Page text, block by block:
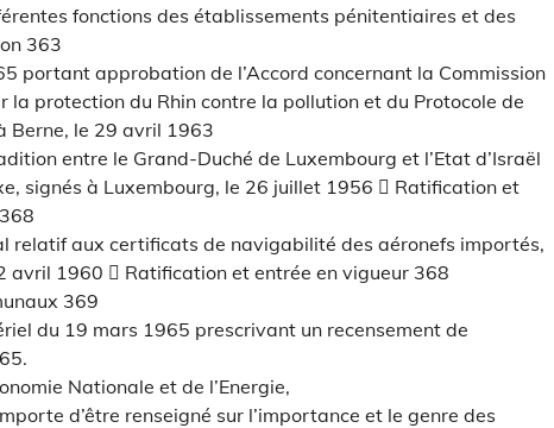
fonctions des établissements pénitentiaires et des
363
portant approbation de l’Accord concernant la Commission
la protection du Rhin contre la pollution et du Protocole de
Berne, le 29 avril 1963
entre le Grand-Duché de Luxembourg et l’Etat d’Israël
signés à Luxembourg, le 26 juillet 1956  Ratification et
relatif aux certificats de navigabilité des aéronefs importés,
avril 1960  Ratification et entrée en vigueur 368
369
du 19 mars 1965 prescrivant un recensement de
Nationale et de l’Energie,
d’être renseigné sur l’importance et le genre des